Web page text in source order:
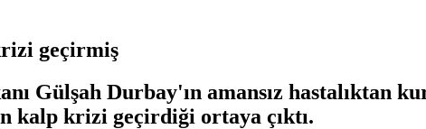
geçirmiş
Gülşah Durbay'ın amansız hastalıktan
kalp krizi geçirdiği ortaya çıktı.